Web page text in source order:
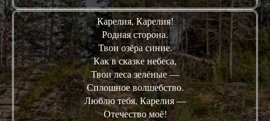
Карелия, Карелия!
Родная сторона.
Твои озёра синие.
Как в сказке небеса,
Твои леса зелёные —
Сплошное волшебство.
Люблю тебя, Карелия —
Отечество моё!